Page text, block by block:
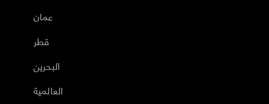
عمان
قطر
البحرين
العالمية